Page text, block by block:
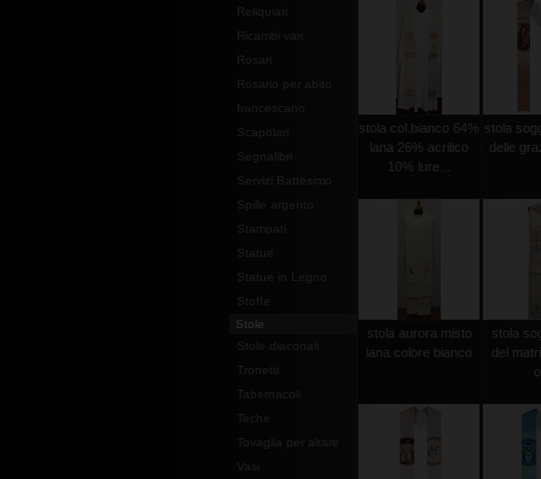
Reliquiari
Ricambi vari
Rosari
Rosario per abito
francescano
Scapolari
Segnalibri
Servizi Battesimo
Spille argento
Stampati
Statue
Statue in Legno
Stoffe
Stole
Stole diaconali
Tabernacoli
stola col.bianco 64%
lana 26% acrilico
10% lure...
stola
delle
stola aurora misto
lana colore bianco
stola
del